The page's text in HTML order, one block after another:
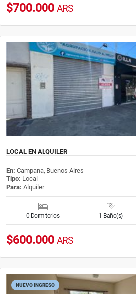
$700.000 ARS
LOCAL EN ALQUILER
En: Campana, Buenos Aires
Tipo: Local
Para: Alquiler
0 Dormitorios 1 Baño(s)
$600.000 ARS
NUEVO INGRESO